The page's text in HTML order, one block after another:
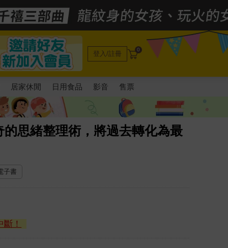
登入/註冊 0
居家休閒 日用食品 影音 售票
的思緒整理術，將過去轉化為最
子書
！